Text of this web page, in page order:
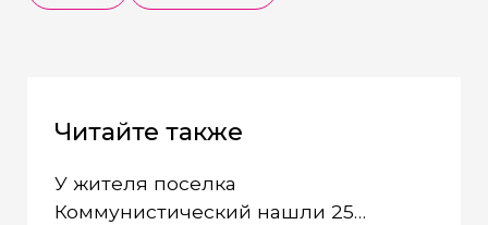
Читайте также
У жителя поселка
Коммунистический нашли 25